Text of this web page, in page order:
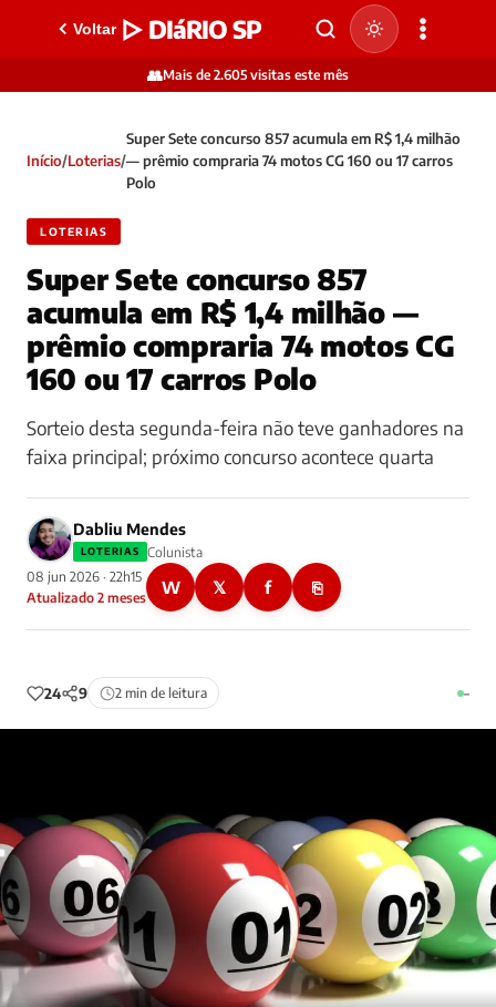
Voltar ▷ DIáRIO SP
👥Mais de 2.605 visitas este mês
Início/Loterias/
Super Sete concurso 857 acumula em R$ 1,4 milhão
— prêmio compraria 74 motos CG 160 ou 17 carros
Polo
LOTERIAS
Super Sete concurso 857
acumula em R$ 1,4 milhão —
prêmio compraria 74 motos CG
160 ou 17 carros Polo
Sorteio desta segunda-feira não teve ganhadores na
faixa principal; próximo concurso acontece quarta
Dabliu Mendes
LOTERIAS
Colunista
08 jun 2026 · 22h15
Atualizado 2 meses
W 𝕏 f ⎘
24 9 2 min de leitura –